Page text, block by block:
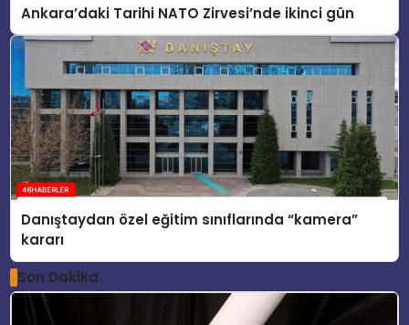
Ankara’daki Tarihi NATO Zirvesi’nde ikinci gün
Danıştaydan özel eğitim sınıflarında “kamera”
kararı
Son Dakika